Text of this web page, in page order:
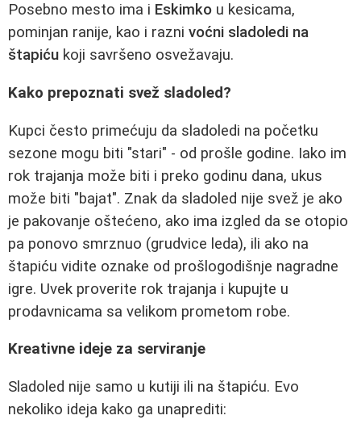
Posebno mesto ima i Eskimko u kesicama,
pominjan ranije, kao i razni voćni sladoledi na
štapiću koji savršeno osvežavaju.
Kako prepoznati svež sladoled?
Kupci često primećuju da sladoledi na početku
sezone mogu biti "stari" - od prošle godine. Iako im
rok trajanja može biti i preko godinu dana, ukus
može biti "bajat". Znak da sladoled nije svež je ako
je pakovanje oštećeno, ako ima izgled da se otopio
pa ponovo smrznuo (grudvice leda), ili ako na
štapiću vidite oznake od prošlogodišnje nagradne
igre. Uvek proverite rok trajanja i kupujte u
prodavnicama sa velikom prometom robe.
Kreativne ideje za serviranje
Sladoled nije samo u kutiji ili na štapiću. Evo
nekoliko ideja kako ga unaprediti: